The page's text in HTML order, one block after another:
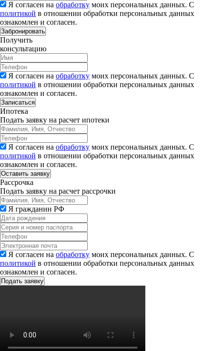
Я согласен на обработку моих персональных данных. С
политикой в отношении обработки персональных данных
ознакомлен и согласен.
Забронировать
Получить
консультацию
Я согласен на обработку моих персональных данных. С
политикой в отношении обработки персональных данных
ознакомлен и согласен.
Записаться
Ипотека
Подать заявку на расчет ипотеки
Я согласен на обработку моих персональных данных. С
политикой в отношении обработки персональных данных
ознакомлен и согласен.
Рассрочка
Подать заявку на расчет рассрочки
Я гражданин РФ
Я согласен на обработку моих персональных данных. С
политикой в отношении обработки персональных данных
ознакомлен и согласен.